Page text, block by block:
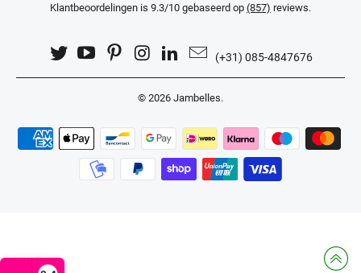
Klantbeoordelingen is 9.3/10 gebaseerd op (857) reviews.
(+31) 085-4847676
© 2026 Jambelles.